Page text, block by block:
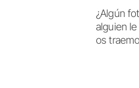
¿Algún
alguien
os